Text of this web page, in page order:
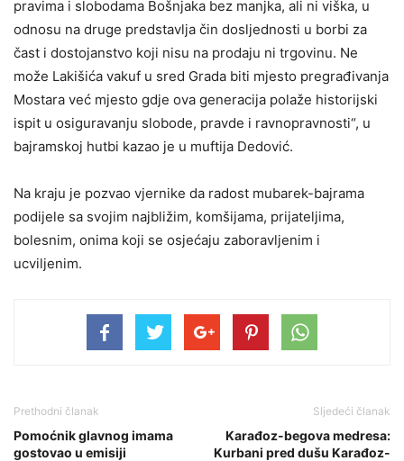
pravima i slobodama Bošnjaka bez manjka, ali ni viška, u
odnosu na druge predstavlja čin dosljednosti u borbi za
čast i dostojanstvo koji nisu na prodaju ni trgovinu. Ne
može Lakišića vakuf u sred Grada biti mjesto pregrađivanja
Mostara već mjesto gdje ova generacija polaže historijski
ispit u osiguravanju slobode, pravde i ravnopravnosti“, u
bajramskoj hutbi kazao je u muftija Dedović.
Na kraju je pozvao vjernike da radost mubarek-bajrama
podijele sa svojim najbližim, komšijama, prijateljima,
bolesnim, onima koji se osjećaju zaboravljenim i
ucviljenim.
Prethodni članak
Pomoćnik glavnog imama
gostovao u emisiji
Sljedeći članak
Karađoz-begova medresa:
Kurbani pred dušu Karađoz-